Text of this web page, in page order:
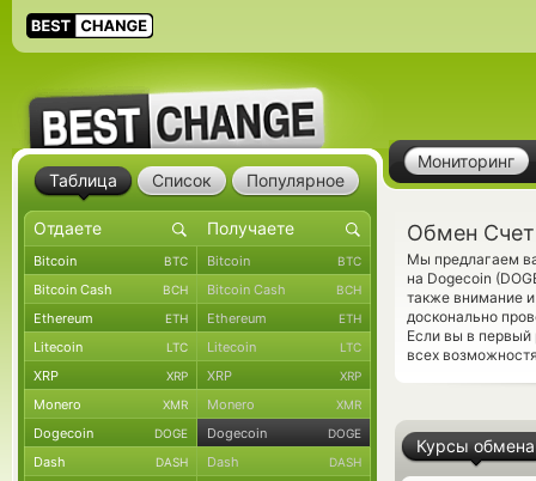
Мониторинг
Обмен Счет
Мы предлагаем
на Dogecoin
также внимание
досконально
Если вы в первый
всех
Курсы обмена
Таблица Список Популярное
Bitcoin BTC Bitcoin BTC
Bitcoin Cash BCH Bitcoin Cash BCH
Ethereum ETH Ethereum ETH
Litecoin LTC Litecoin LTC
XRP XRP XRP XRP
Monero XMR Monero XMR
Dogecoin DOGE Dogecoin DOGE
Dash DASH Dash DASH